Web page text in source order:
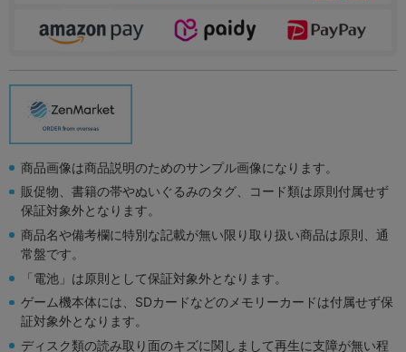
商品画像は商品説明のためのサンプル画像になります。
販促物、書籍の帯やぬいぐるみのタグ、コード類は原則付属せず
保証対象外となります。
商品名や備考欄に特別な記載が無い限り取り扱い商品は原則、通
常盤です。
「電池」は原則として保証対象外となります。
ゲーム機本体には、SDカードなどのメモリーカードは付属せず保
証対象外となります。
ディスク類の読み取り面のキズに関しまして再生に支障が無い程